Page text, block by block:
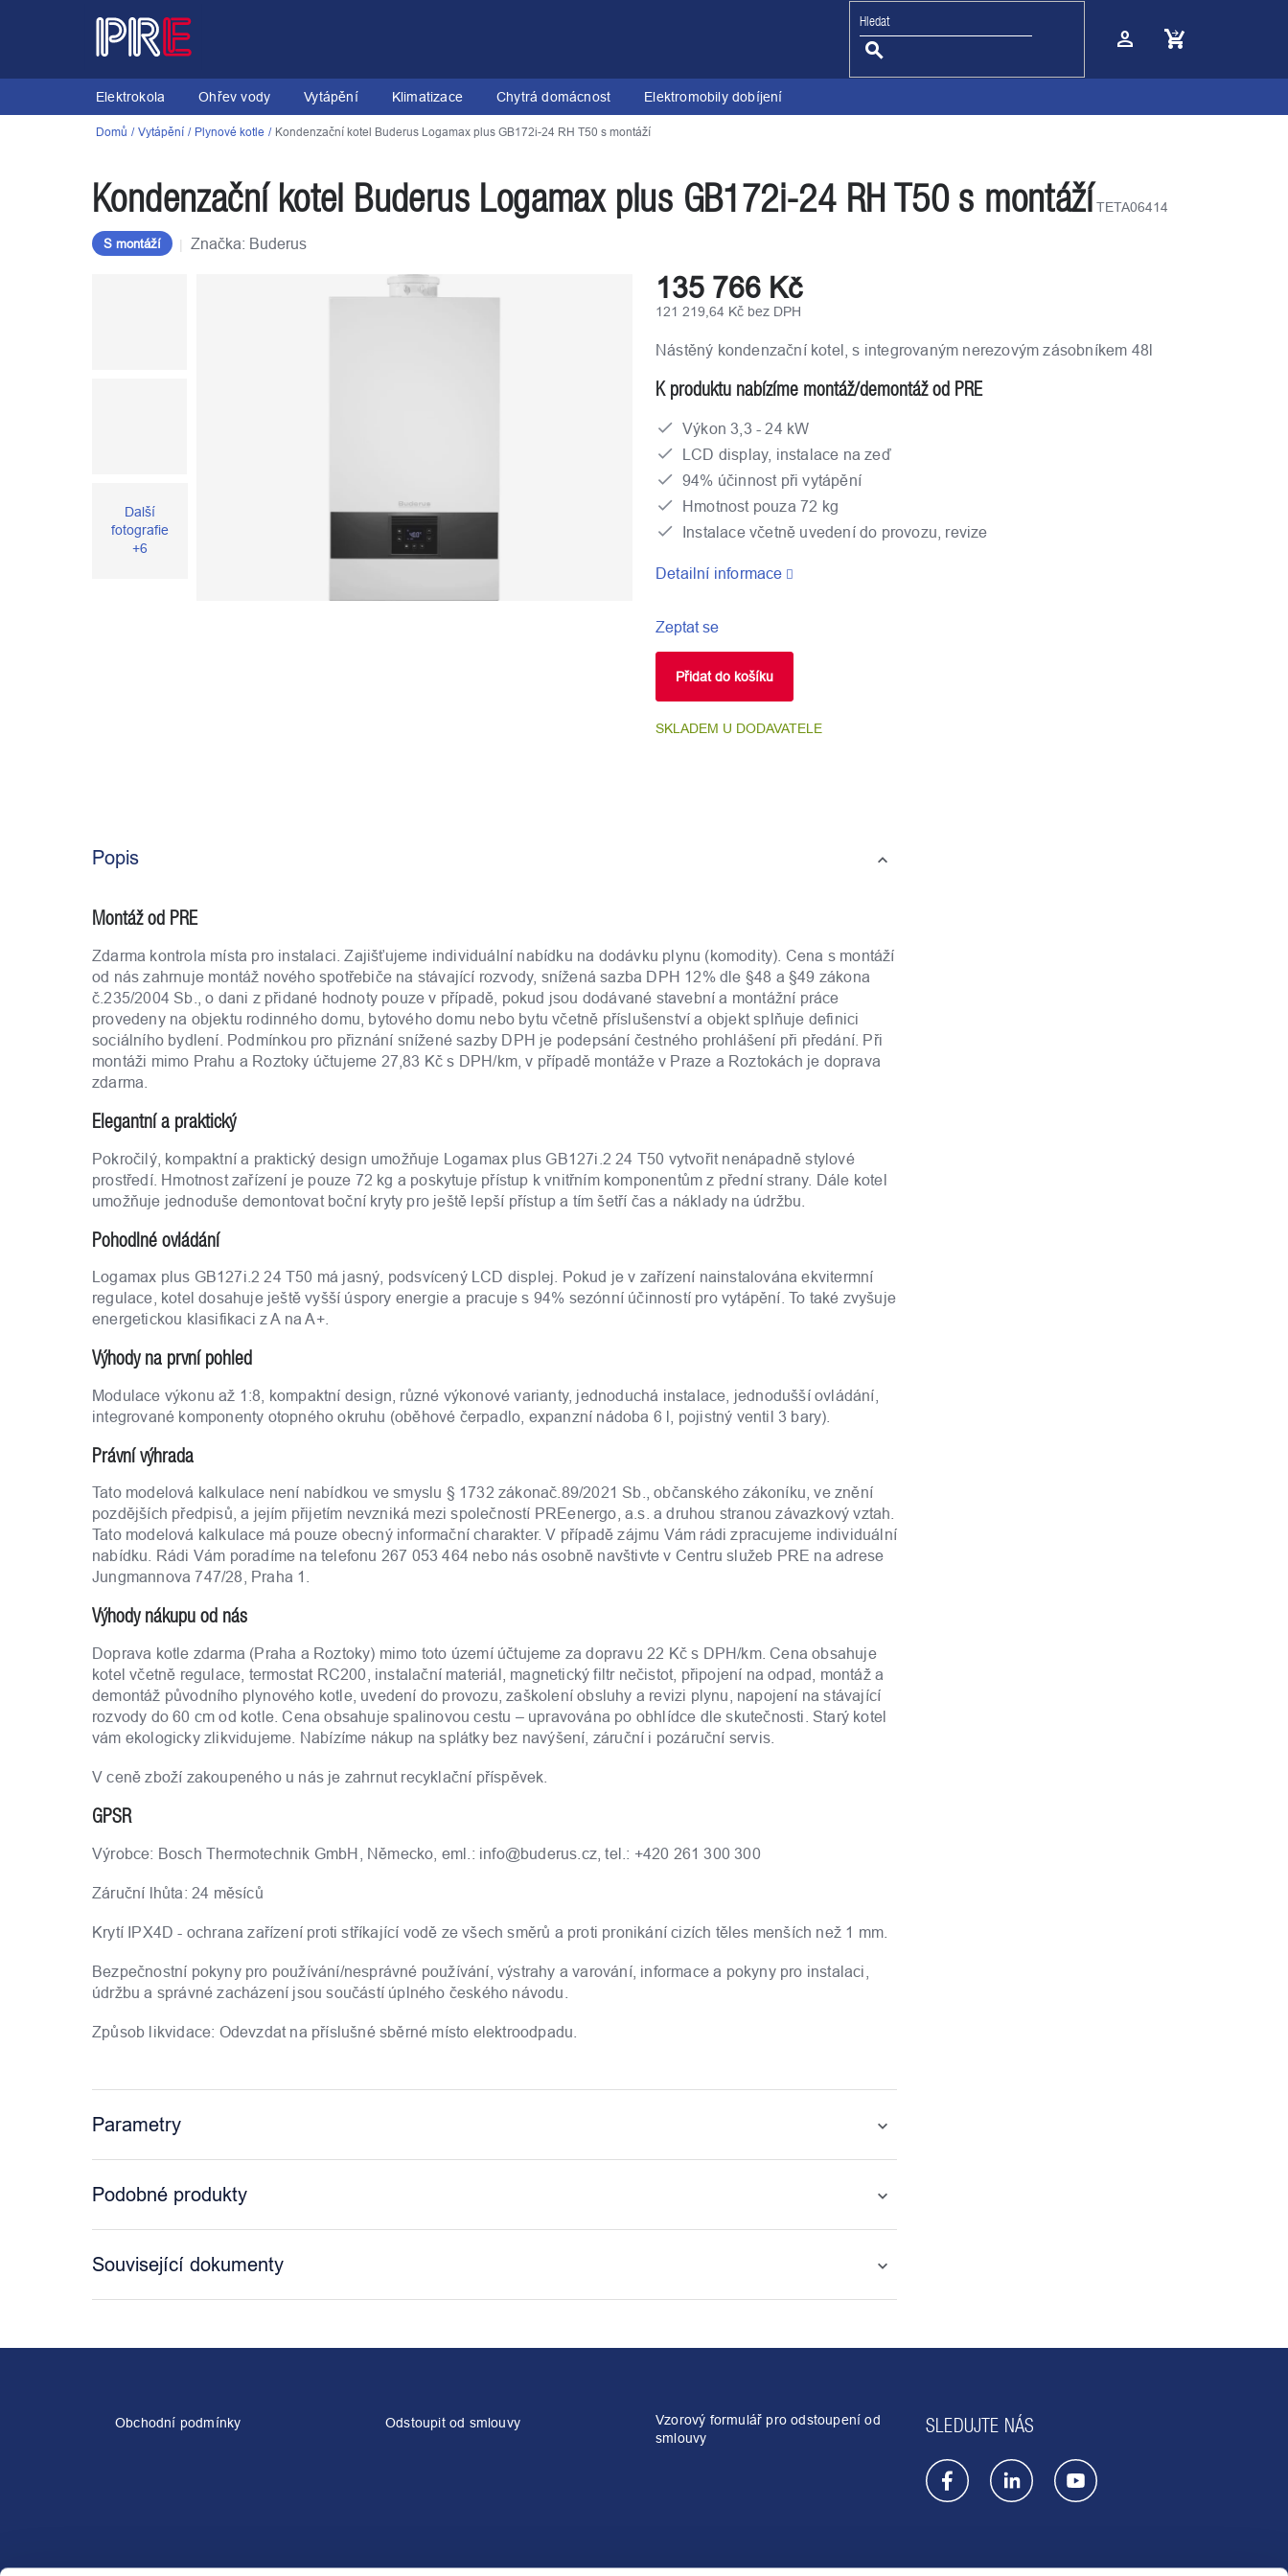
Nákupní
Elektrokola
Ohřev vody Vytápění Klimatizace Chytrá domácnost Elektromobily dobíjení
Domů Vytápění Plynové kotle Kondenzační kotel Buderus Logamax plus GB172i-24 RH T50 s montáží
Kondenzační kotel Buderus Logamax plus GB172i-24 RH T50 s montáží TETA06414
S montáží Značka: Buderus
Další
fotografie
+6
135 766 Kč
121 219,64 Kč bez DPH
cena:
SKLADEM U DODAVATELE
Přidat do košíku
Nástěný kondenzační kotel, s integrovaným nerezovým zásobníkem 48l
K produktu nabízíme montáž/demontáž od PRE
Výkon 3,3 - 24 kW
LCD display, instalace na zeď
94% účinnost při vytápění
Hmotnost pouza 72 kg
Instalace včetně uvedení do provozu, revize
Detailní informace
Zeptat se
Popis
Montáž od PRE
Zdarma kontrola místa pro instalaci. Zajišťujeme individuální nabídku na dodávku plynu (komodity). Cena s montáží
od nás zahrnuje montáž nového spotřebiče na stávající rozvody, snížená sazba DPH 12% dle §48 a §49 zákona
č.235/2004 Sb., o dani z přidané hodnoty pouze v případě, pokud jsou dodávané stavební a montážní práce
provedeny na objektu rodinného domu, bytového domu nebo bytu včetně příslušenství a objekt splňuje definici
sociálního bydlení. Podmínkou pro přiznání snížené sazby DPH je podepsání čestného prohlášení při předání. Při
montáži mimo Prahu a Roztoky účtujeme 27,83 Kč s DPH/km, v případě montáže v Praze a Roztokách je doprava
zdarma.
Elegantní a praktický
Pokročilý, kompaktní a praktický design umožňuje Logamax plus GB127i.2 24 T50 vytvořit nenápadně stylové
prostředí. Hmotnost zařízení je pouze 72 kg a poskytuje přístup k vnitřním komponentům z přední strany. Dále kotel
umožňuje jednoduše demontovat boční kryty pro ještě lepší přístup a tím šetří čas a náklady na údržbu.
Pohodlné ovládání
Logamax plus GB127i.2 24 T50 má jasný, podsvícený LCD displej. Pokud je v zařízení nainstalována ekvitermní
regulace, kotel dosahuje ještě vyšší úspory energie a pracuje s 94% sezónní účinností pro vytápění. To také zvyšuje
energetickou klasifikaci z A na A+.
Výhody na první pohled
Modulace výkonu až 1:8, kompaktní design, různé výkonové varianty, jednoduchá instalace, jednodušší ovládání,
integrované komponenty otopného okruhu (oběhové čerpadlo, expanzní nádoba 6 l, pojistný ventil 3 bary).
Právní výhrada
Tato modelová kalkulace není nabídkou ve smyslu § 1732 zákonač.89/2021 Sb., občanského zákoníku, ve znění
pozdějších předpisů, a jejím přijetím nevzniká mezi společností PREenergo, a.s. a druhou stranou závazkový vztah.
Tato modelová kalkulace má pouze obecný informační charakter. V případě zájmu Vám rádi zpracujeme individuální
nabídku. Rádi Vám poradíme na telefonu 267 053 464 nebo nás osobně navštivte v Centru služeb PRE na adrese
Jungmannova 747/28, Praha 1.
Výhody nákupu od nás
Doprava kotle zdarma (Praha a Roztoky) mimo toto území účtujeme za dopravu 22 Kč s DPH/km. Cena obsahuje
kotel včetně regulace, termostat RC200, instalační materiál, magnetický filtr nečistot, připojení na odpad, montáž a
demontáž původního plynového kotle, uvedení do provozu, zaškolení obsluhy a revizi plynu, napojení na stávající
rozvody do 60 cm od kotle. Cena obsahuje spalinovou cestu – upravována po obhlídce dle skutečnosti. Starý kotel
vám ekologicky zlikvidujeme. Nabízíme nákup na splátky bez navýšení, záruční i pozáruční servis.
V ceně zboží zakoupeného u nás je zahrnut recyklační příspěvek.
GPSR
Výrobce: Bosch Thermotechnik GmbH, Německo, eml.: info@buderus.cz, tel.: +420 261 300 300
Záruční lhůta: 24 měsíců
Krytí IPX4D - ochrana zařízení proti stříkající vodě ze všech směrů a proti pronikání cizích těles menších než 1 mm.
Bezpečnostní pokyny pro používání/nesprávné používání, výstrahy a varování, informace a pokyny pro instalaci,
údržbu a správné zacházení jsou součástí úplného českého návodu.
Způsob likvidace: Odevzdat na příslušné sběrné místo elektroodpadu.
Parametry
Podobné produkty
Související dokumenty
Obchodní podmínky Odstoupit od smlouvy
Vzorový formulář pro odstoupení od
smlouvy
SLEDUJTE NÁS